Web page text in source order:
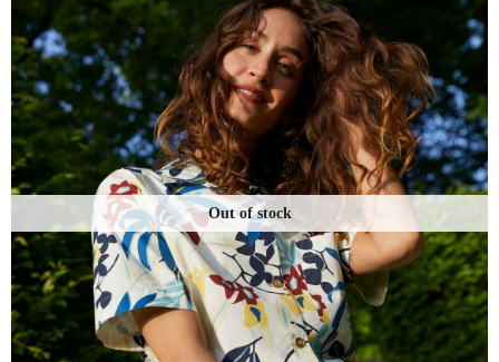
Out of stock